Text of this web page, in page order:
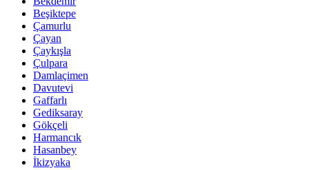
Beşiktepe
Çamurlu
Çayan
Çaykışla
Çulpara
Damlaçimen
Davutevi
Gaffarlı
Gediksaray
Gökçeli
Harmancık
Hasanbey
İkizyaka